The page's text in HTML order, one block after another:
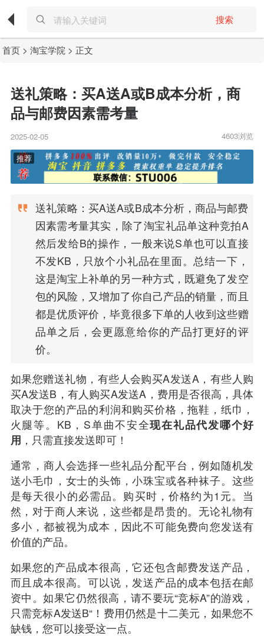
搜索
首页 >淘宝学院 > 正文
送礼策略：买A送A或B成本分析，商
品与邮费因素需考量
2025-02-05 4603浏览
送礼策略：买A送A或B成本分析，商品与邮费
因素需考量其实，除了淘宝礼品单这种竞拍A
然后发给B的操作，一般来说S单也可以直接
不发KB，只放个小礼品在里面。总结一下，
这是淘宝上补单的另一种方式，既避免了发空
包的风险，又增加了你自己产品的销量，而且
都是优质评价，毕竟很多下单的人收到这些赠
品单之后，会更愿意给你的产品打更好的评
价。
如果您赠送礼物，有些人会购买A发送A，有些人购
买A发送B，有人购买A发送A，费用是否很高，具体
取决于您的产品的利润和购买价格，拖鞋，纸巾，
火腿等。KB，S单曲不安全现在礼品代发哪个好
用 ，只需直接发送即可！
通常，商人会选择一些礼品分配平台，例如随机发
送小毛巾，女士的头饰，小珠宝或各种袜子。这些
是每天很小的必需品。购买时，价格约为1元。当
然，对于商人来说，这些都是昂贵的。无论礼物有
多小，都被视为成本，因此不可能免费向您发送有
价值的产品。
如果您的产品成本很高，它还包含邮费发送产品，
而且成本很高。可以说，发送产品的成本包括在邮
资中。如果它仍然很高，请不要玩“竞标A”的游戏，
只需竞标A发送B“！费用仍然是十二美元，如果您不
缺钱，您可以接受这一点。